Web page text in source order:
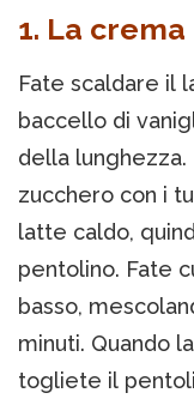
1. La
Fate scaldare il
baccello di
della
zucchero con i
latte caldo,
pentolino. Fate
basso,
minuti. Quando
togliete il